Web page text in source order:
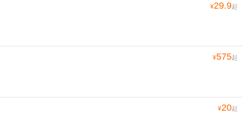
¥29.9起
¥575起
¥20起